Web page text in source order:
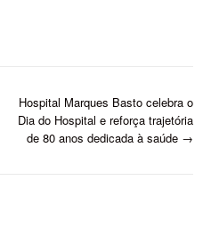
Hospital Marques Basto celebra o
Dia do Hospital e reforça trajetória
de 80 anos dedicada à saúde →